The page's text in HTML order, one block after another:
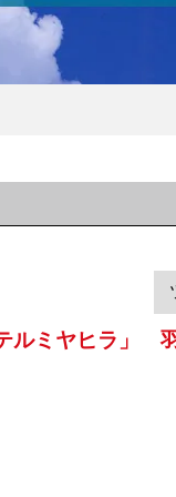
ルミヤヒラ」